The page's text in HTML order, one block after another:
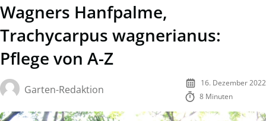
Wagners Hanfpalme,
Trachycarpus wagnerianus:
Pflege von A-Z
Garten-Redaktion
16. Dezember 2022
8 Minuten